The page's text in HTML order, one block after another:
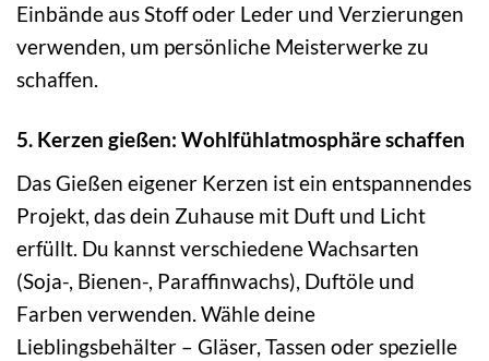
Einbände aus Stoff oder Leder und Verzierungen
verwenden, um persönliche Meisterwerke zu
schaffen.
5. Kerzen gießen: Wohlfühlatmosphäre schaffen
Das Gießen eigener Kerzen ist ein entspannendes
Projekt, das dein Zuhause mit Duft und Licht
erfüllt. Du kannst verschiedene Wachsarten
(Soja-, Bienen-, Paraffinwachs), Duftöle und
Farben verwenden. Wähle deine
Lieblingsbehälter – Gläser, Tassen oder spezielle